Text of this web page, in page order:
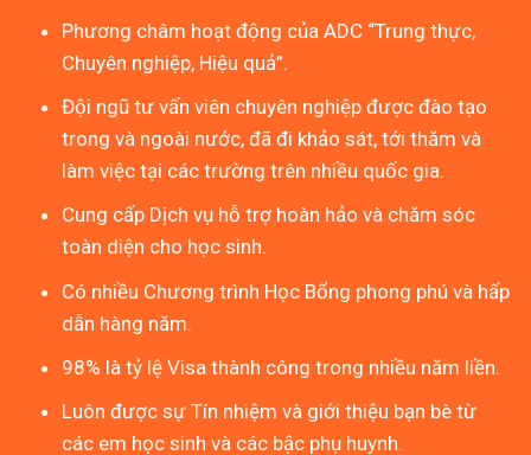
Phương châm hoạt động của ADC “Trung thực,
Chuyên nghiệp, Hiệu quả”.
Đội ngũ tư vấn viên chuyên nghiệp được đào tạo
trong và ngoài nước, đã đi khảo sát, tới thăm và
làm việc tại các trường trên nhiều quốc gia.
Cung cấp Dịch vụ hỗ trợ hoàn hảo và chăm sóc
toàn diện cho học sinh.
Có nhiều Chương trình Học Bổng phong phú và hấp
dẫn hàng năm.
98% là tỷ lệ Visa thành công trong nhiều năm liền.
Luôn được sự Tín nhiệm và giới thiệu bạn bè từ
các em học sinh và các bậc phụ huynh.